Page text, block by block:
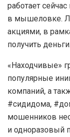
работает
в мышеловке.
акциями, в
получить деньги.
«Находчивые»
популярные
компаний, а
#сидидома,
мошенников
и одноразовый